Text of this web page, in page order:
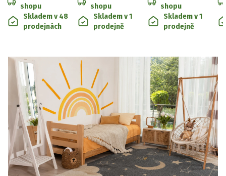
shopu
Skladem v 48
prodejnách
shopu
Skladem v 1
prodejně
shopu
Skladem v 1
prodejně